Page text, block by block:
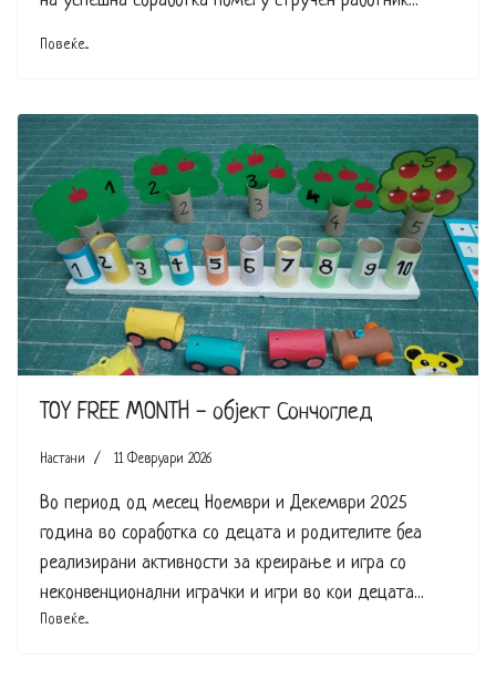
Повеќе...
TOY FREE MONTH - објект Сончоглед
Настани 11 Февруари 2026
Во период од месец Ноември и Декември 2025
година во соработка со децата и родителите беа
реализирани активности за креирање и игра со
неконвенционални играчки и игри во кои децата...
Повеќе...